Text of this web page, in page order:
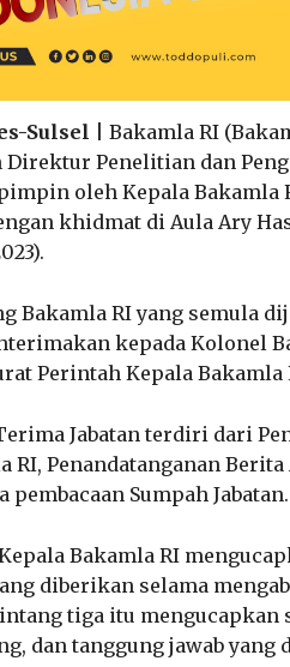
Sulsel | Bakamla RI
Direktur Penelitian dan
oleh Kepala Bakamla
khidmat di Aula Ary
Bakamla RI yang semula
kepada Kolonel
Perintah Kepala Bakamla
Jabatan terdiri dari
RI, Penandatanganan
Sumpah Jabatan.
Bakamla RI
diberikan selama
tiga itu mengucapkan
dan tanggung jawab yang